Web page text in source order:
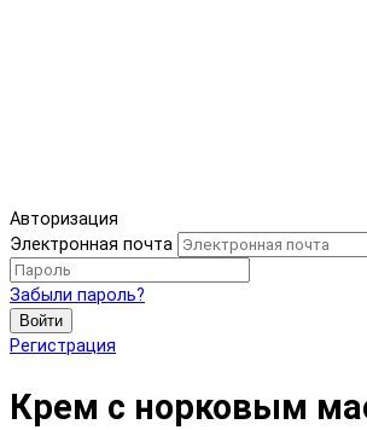
Авторизация
Электронная почта
Забыли пароль?
Войти
Регистрация
Крем с норковым